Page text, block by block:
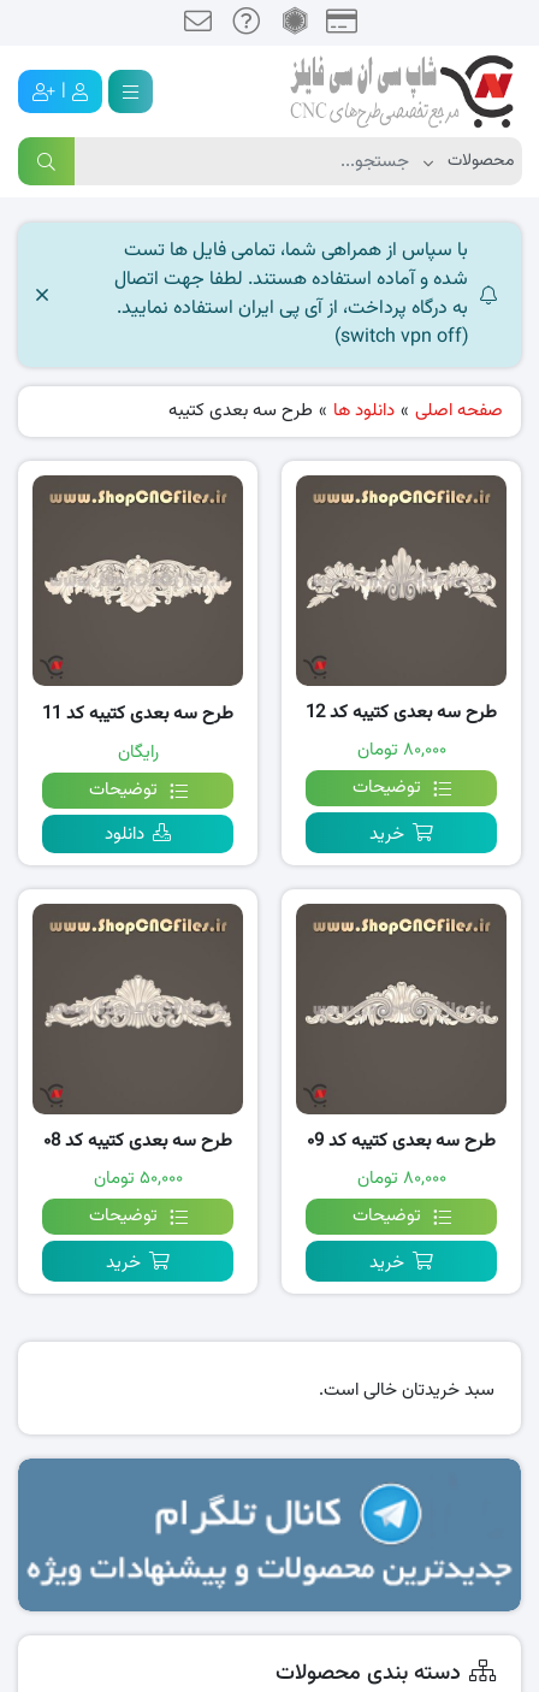
|
با سپاس از همراهی شما، تمامی فایل ها تست
شده و آماده استفاده هستند. لطفا جهت اتصال
به درگاه پرداخت، از آی پی ایران استفاده نمایید.
(switch vpn off)
صفحه اصلی » دانلود ها » طرح سه بعدی کتیبه
طرح سه بعدی کتیبه کد 12
۸۰,۰۰۰ تومان
توضیحات
خرید
طرح سه بعدی کتیبه کد 11
رایگان
توضیحات
دانلود
طرح سه بعدی کتیبه کد ۰9
۸۰,۰۰۰ تومان
توضیحات
خرید
طرح سه بعدی کتیبه کد ۰8
۵۰,۰۰۰ تومان
توضیحات
خرید
سبد خریدتان خالی است.
دسته بندی محصولات